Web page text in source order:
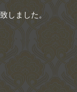
しました。